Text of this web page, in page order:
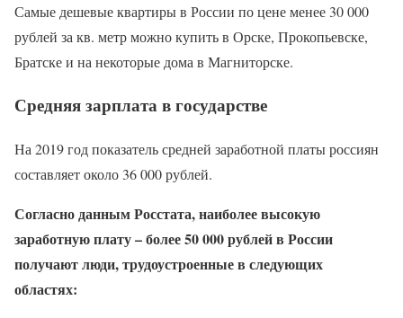
Самые дешевые квартиры в России по цене менее 30 000
рублей за кв. метр можно купить в Орске, Прокопьевске,
Братске и на некоторые дома в Магниторске.
Средняя зарплата в государстве
На 2019 год показатель средней заработной платы россиян
составляет около 36 000 рублей.
Согласно данным Росстата, наиболее высокую
заработную плату – более 50 000 рублей в России
получают люди, трудоустроенные в следующих
областях: